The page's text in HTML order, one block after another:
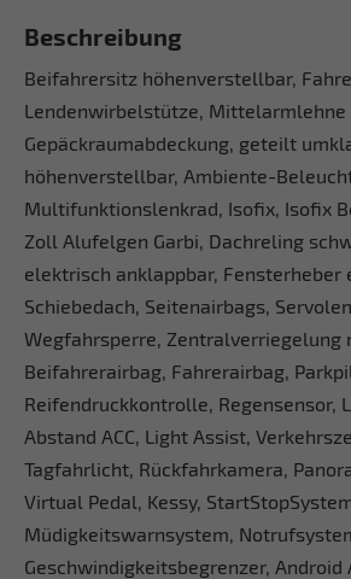
Beschreibung
Beifahrersitz höhenverstellbar,
Lendenwirbelstütze, Mittelarmlehne
Gepäckraumabdeckung, geteilt
höhenverstellbar, Ambiente-
Multifunktionslenkrad, Isofix, Isofix
Zoll Alufelgen Garbi, Dachreling
elektrisch anklappbar,
Schiebedach, Seitenairbags,
Wegfahrsperre, Zentralverriegelung
Beifahrerairbag, Fahrerairbag,
Reifendruckkontrolle, Regensensor,
Abstand ACC, Light Assist,
Tagfahrlicht, Rückfahrkamera,
Virtual Pedal, Kessy,
Müdigkeitswarnsystem,
Geschwindigkeitsbegrenzer,